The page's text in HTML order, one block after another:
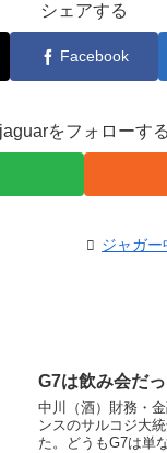
シェアする
Facebook
jaguarをフォローする
ジャガ
G7は飲み会だ
中川（酒）財務・
ンスのサルコジ大
た。どうもG7は単